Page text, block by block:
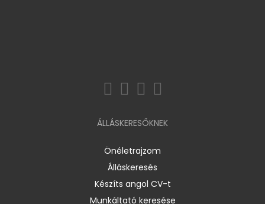
ÁLLÁSKERESŐKNEK
Önéletrajzom
Álláskeresés
Készíts angol CV-t
Munkáltató keresése